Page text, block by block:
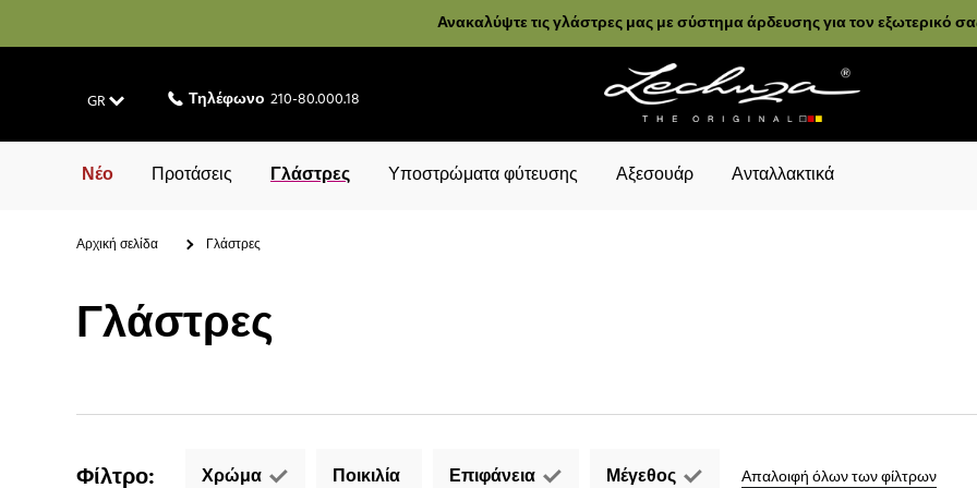
Ανακαλύψτε τις γλάστρες μας με σύστημα άρδευσης για τον εξωτερικό
GR Τηλέφωνο 210-80.000.18
Νέο Προτάσεις Γλάστρες Υποστρώματα φύτευσης Αξεσουάρ Ανταλλακτικά
Αρχική σελίδα Γλάστρες
Γλάστρες
Φίλτρο: Χρώμα Ποικιλία Επιφάνεια Μέγεθος Απαλοιφή όλων των φίλτρων